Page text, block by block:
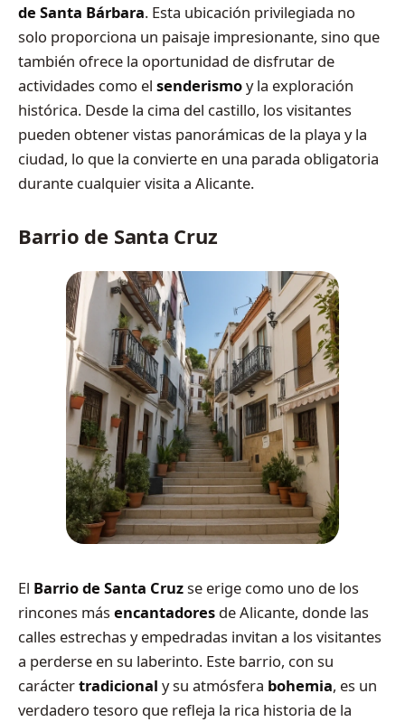
de Santa Bárbara. Esta ubicación privilegiada no
solo proporciona un paisaje impresionante, sino que
también ofrece la oportunidad de disfrutar de
actividades como el senderismoy la exploración
histórica. Desde la cima del castillo, los visitantes
pueden obtener vistas panorámicas de la playa y la
ciudad, lo que la convierte en una parada obligatoria
durante cualquier visita a Alicante.
Barrio de Santa Cruz
El Barrio de Santa Cruzse erige como uno de los
rincones másencantadores de Alicante, donde las
calles estrechas y empedradas invitan a los visitantes
a perderse en su laberinto. Este barrio, con su
caráctertradicional y su atmósfera bohemia, es un
verdadero tesoro que refleja la rica historia de la